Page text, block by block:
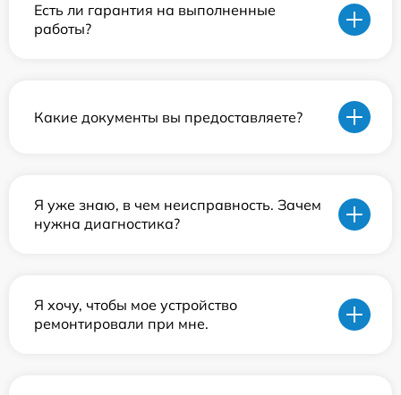
Есть ли гарантия на выполненные
работы?
Какие документы вы предоставляете?
Я уже знаю, в чем неисправность. Зачем
нужна диагностика?
Я хочу, чтобы мое устройство
ремонтировали при мне.